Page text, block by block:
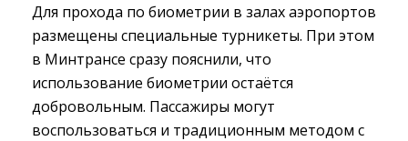
Для прохода по биометрии в залах аэропортов
размещены специальные турникеты. При этом
в Минтрансе сразу пояснили, что
использование биометрии остаётся
добровольным. Пассажиры могут
воспользоваться и традиционным методом с